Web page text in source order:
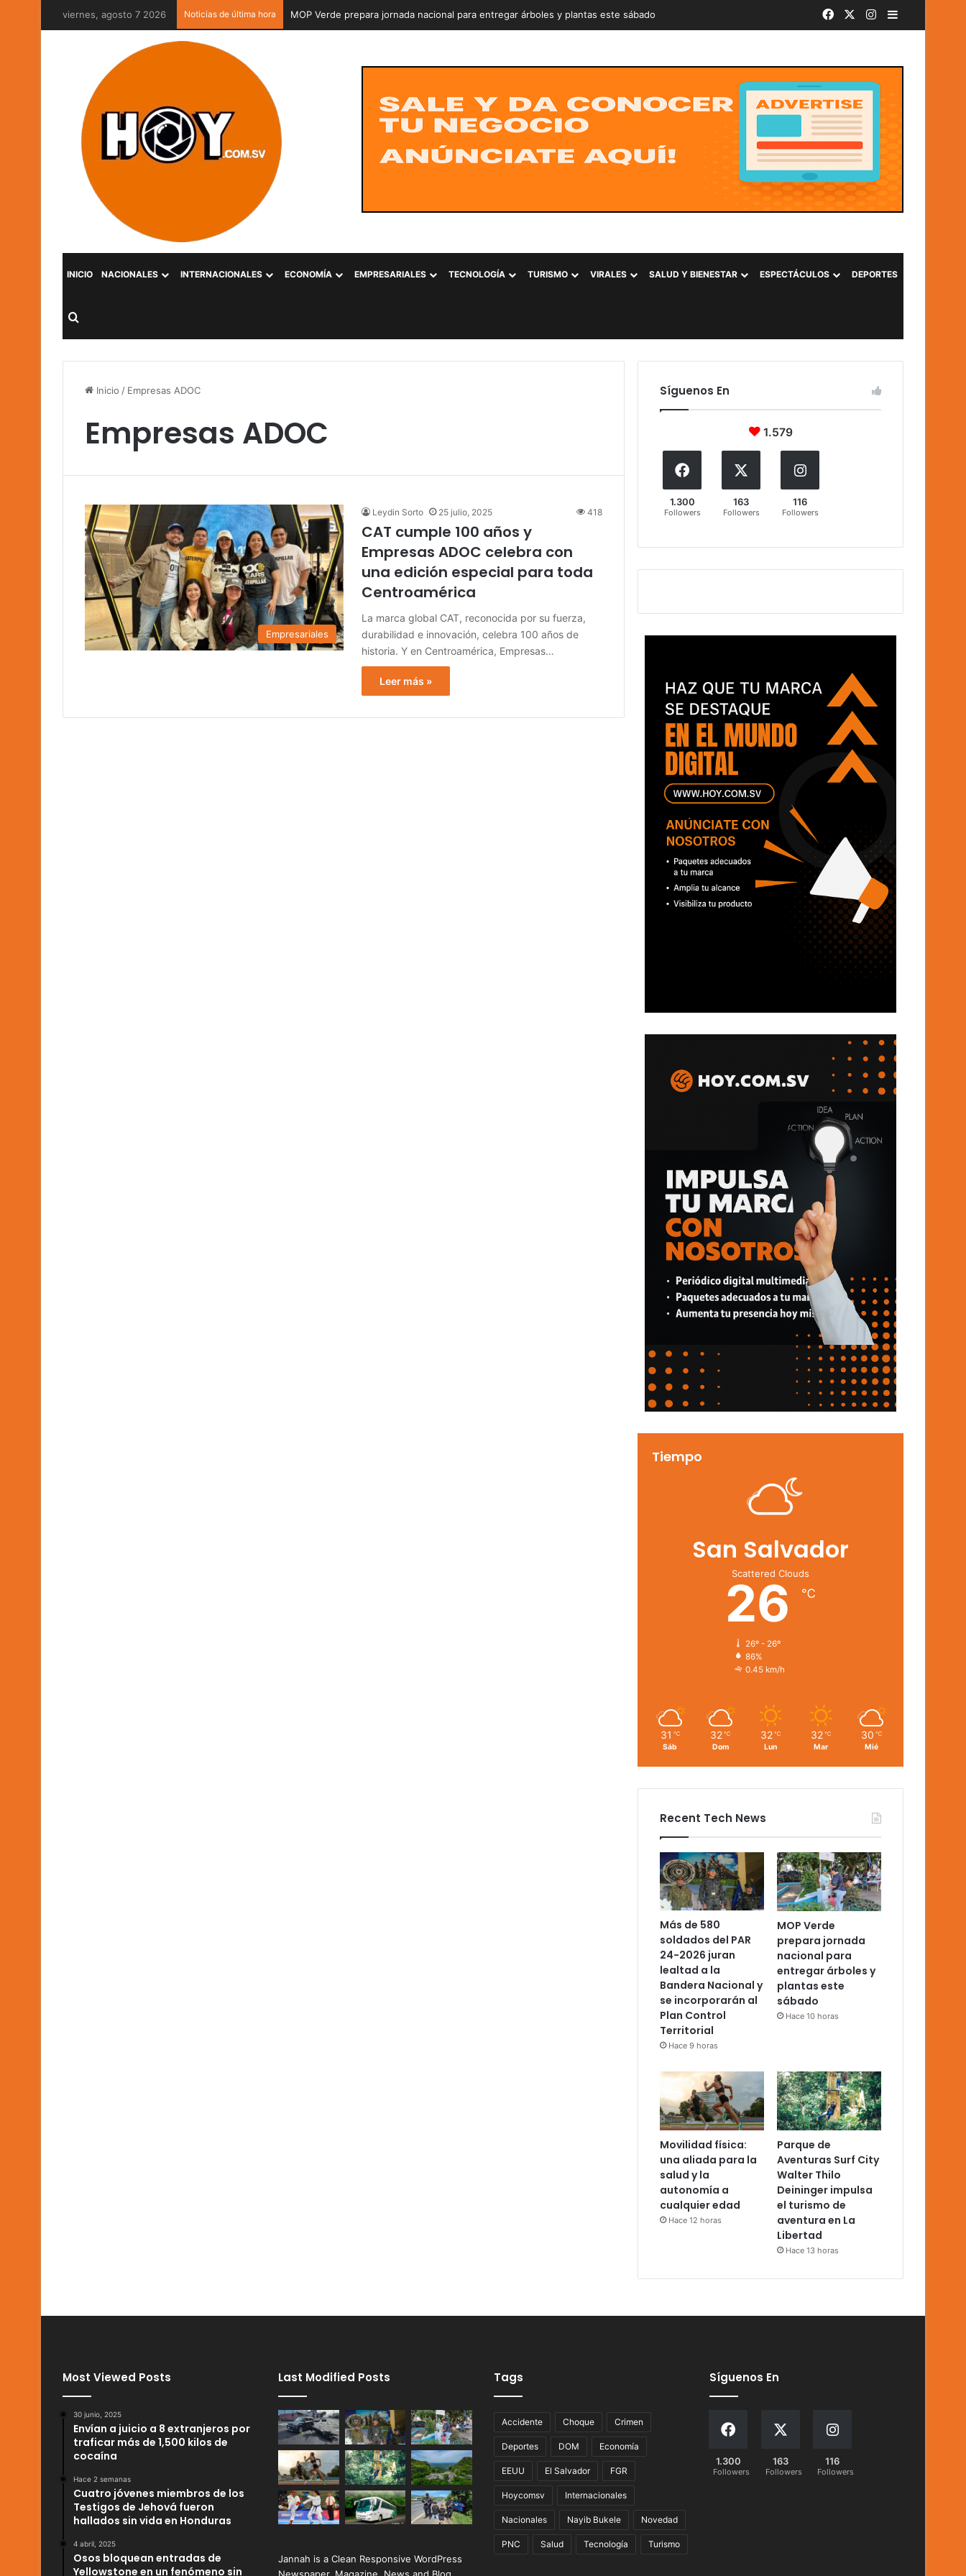
viernes, agosto 7 2026 Noticias de última hora MOP Verde prepara jornada nacional para entregar árboles y plantas este sábado Facebook Instagram
INICIO NACIONALES INTERNACIONALES ECONOMÍA EMPRESARIALES TECNOLOGÍA TURISMO VIRALES SALUD Y BIENESTAR ESPECTÁCULOS DEPORTES
Buscar por
Inicio / Empresas ADOC
Empresas ADOC
Empresariales
Leydin Sorto 25 julio, 2025 418
CAT cumple 100 años y
Empresas ADOC celebra con
una edición especial para toda
Centroamérica
La marca global CAT, reconocida por su fuerza,
durabilidad e innovación, celebra 100 años de
historia. Y en Centroamérica, Empresas…
Leer más »
Síguenos En
1.579
1.300
Followers
163
Followers
116
Followers
Tiempo
San Salvador
Scattered Clouds
26 ℃
26º - 26º
86%
0.45 km/h
31 ℃
Sáb
32 ℃
Dom
32 ℃
Lun
32 ℃
Mar
30 ℃
Mié
Recent Tech News
Más de 580
soldados del PAR
24-2026 juran
lealtad a la
Bandera Nacional y
se incorporarán al
Plan Control
Territorial
Hace 9 horas
MOP Verde
prepara jornada
nacional para
entregar árboles y
plantas este
sábado
Hace 10 horas
Movilidad física:
una aliada para la
salud y la
autonomía a
cualquier edad
Hace 12 horas
Parque de
Aventuras Surf City
Walter Thilo
Deininger impulsa
el turismo de
aventura en La
Libertad
Hace 13 horas
Most Viewed Posts
30 junio, 2025
Envían a juicio a 8 extranjeros por
traficar más de 1,500 kilos de
cocaína
Hace 2 semanas
Cuatro jóvenes miembros de los
Testigos de Jehová fueron
hallados sin vida en Honduras
4 abril, 2025
Osos bloquean entradas de
Yellowstone en un fenómeno sin
Last Modified Posts
Jannah is a Clean Responsive WordPress
Tags
Accidente Choque Crimen
Deportes DOM Economía
EEUU El Salvador FGR
Hoycomsv Internacionales
Nacionales Nayib Bukele Novedad
PNC Salud Tecnología Turismo
Síguenos En
1.300
Followers
163
Followers
116
Followers